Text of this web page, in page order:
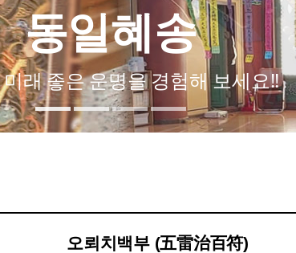
동일혜송
래 좋은 운명을 경험해 보세요!!
오뢰치백부 (五雷治百符)